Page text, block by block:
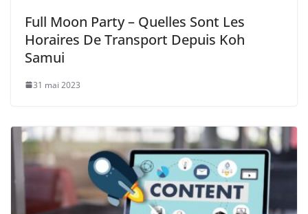
Full Moon Party – Quelles Sont Les
Horaires De Transport Depuis Koh
Samui
31 mai 2023